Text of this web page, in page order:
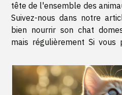
tête de l'ensemble des
Suivez-nous dans notre
bien nourrir son chat
mais régulièrement Si vous
vous devez...